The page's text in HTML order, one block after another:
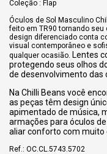
Coleção : Flap
Óculos de Sol Masculino
feito em TR90 tornando
design diferenciado conta
visual contemporâneo e
qualquer ocasião. Lentes
protegendo seus olhos
de desenvolvimento das
Na Chilli Beans você
as peças têm design
apimentado de música,
armações para óculos
aliar conforto com muito
Ref.: OC.CL.5743.5702